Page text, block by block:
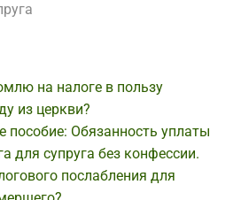
на налоге в пользу
из церкви?
пособие: Обязанность уплаты
для супруга без конфессии.
послабления для